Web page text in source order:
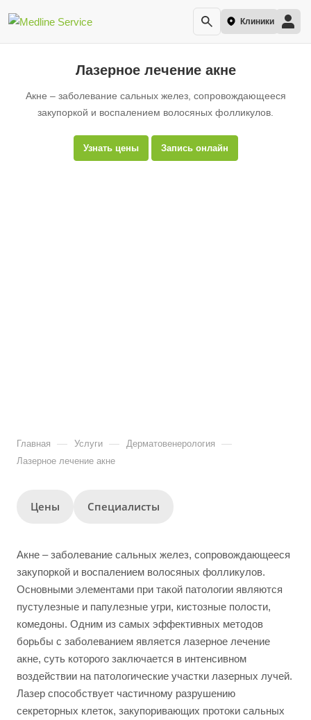
Клиники
Лазерное лечение акне
Акне – заболевание сальных желез, сопровождающееся
закупоркой и воспалением волосяных фолликулов.
Узнать цены Запись онлайн
Главная — Услуги — Дерматовенерология —
Лазерное лечение акне
Цены Специалисты
Акне – заболевание сальных желез, сопровождающееся
закупоркой и воспалением волосяных фолликулов.
Основными элементами при такой патологии являются
пустулезные и папулезные угри, кистозные полости,
комедоны. Одним из самых эффективных методов
борьбы с заболеванием является лазерное лечение
акне, суть которого заключается в интенсивном
воздействии на патологические участки лазерных лучей.
Лазер способствует частичному разрушению
секреторных клеток, закупоривающих протоки сальных